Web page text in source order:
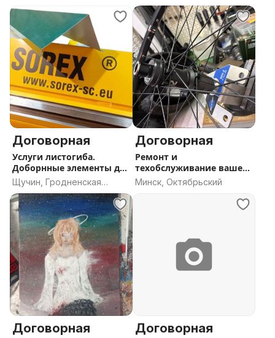
область
Договорная
Услуги листогиба.
Доборнные элементы для
кровли
Щучин, Гродненская
область
Договорная
Ремонт и
техобслуживание вашего
велосипеда
Минск, Октябрьский
Договорная Договорная